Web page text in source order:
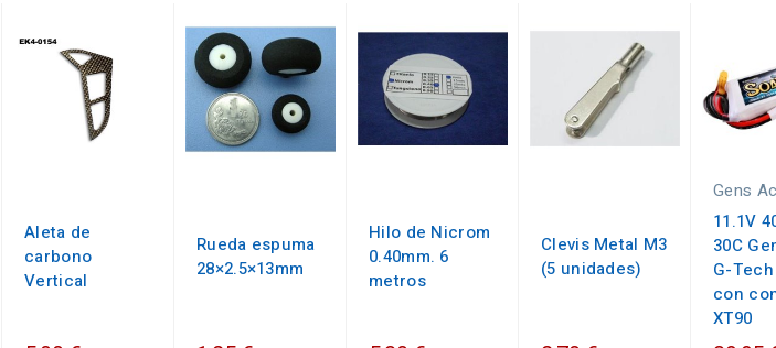
Aleta de
carbono
Vertical
Rueda espuma
28×2.5×13mm
Hilo de Nicrom
0.40mm. 6
metros
Clevis Metal M3
(5 unidades)
Gens
11.1V
30C
G-
con
XT90